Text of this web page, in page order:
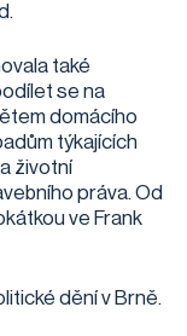
také
se na
domácího
týkajících
životní
práva. Od
ve Frank
dění v Brně.